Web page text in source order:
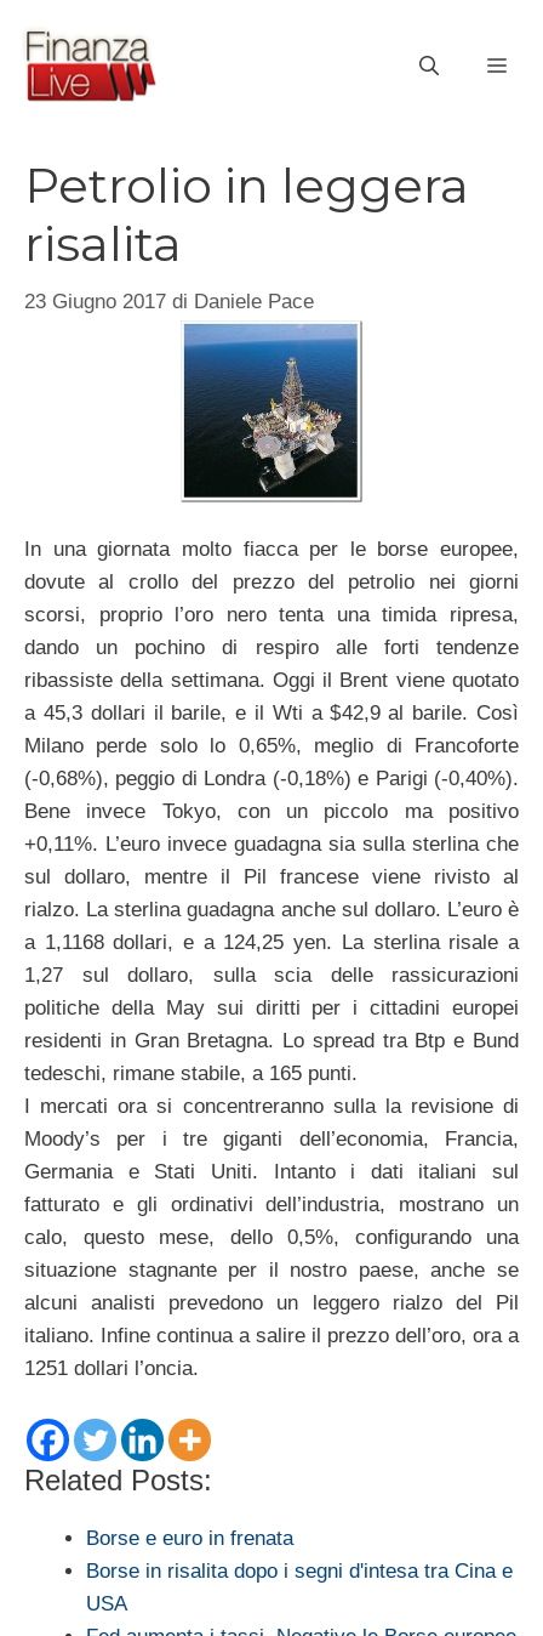
contenuto
Petrolio in leggera
risalita
23 Giugno 2017 di Daniele Pace
In una giornata molto fiacca per le borse europee,
dovute al crollo del prezzo del petrolio nei giorni
scorsi, proprio l’oro nero tenta una timida ripresa,
dando un pochino di respiro alle forti tendenze
ribassiste della settimana. Oggi il Brent viene quotato
a 45,3 dollari il barile, e il Wti a $42,9 al barile. Così
Milano perde solo lo 0,65%, meglio di Francoforte
(-0,68%), peggio di Londra (-0,18%) e Parigi (-0,40%).
Bene invece Tokyo, con un piccolo ma positivo
+0,11%. L’euro invece guadagna sia sulla sterlina che
sul dollaro, mentre il Pil francese viene rivisto al
rialzo. La sterlina guadagna anche sul dollaro. L’euro è
a 1,1168 dollari, e a 124,25 yen. La sterlina risale a
1,27 sul dollaro, sulla scia delle rassicurazioni
politiche della May sui diritti per i cittadini europei
residenti in Gran Bretagna. Lo spread tra Btp e Bund
tedeschi, rimane stabile, a 165 punti.
I mercati ora si concentreranno sulla la revisione di
Moody’s per i tre giganti dell’economia, Francia,
Germania e Stati Uniti. Intanto i dati italiani sul
fatturato e gli ordinativi dell’industria, mostrano un
calo, questo mese, dello 0,5%, configurando una
situazione stagnante per il nostro paese, anche se
alcuni analisti prevedono un leggero rialzo del Pil
italiano. Infine continua a salire il prezzo dell’oro, ora a
1251 dollari l’oncia.
Related Posts:
Borse e euro in frenata
Borse in risalita dopo i segni d'intesa tra Cina e
USA